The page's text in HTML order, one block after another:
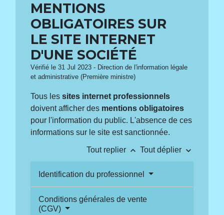
MENTIONS
OBLIGATOIRES SUR
LE SITE INTERNET
D'UNE SOCIÉTÉ
Vérifié le 31 Jul 2023 - Direction de l'information légale
et administrative (Première ministre)
Tous lessites internet professionnels
doivent afficher des mentions obligatoires
pour l'information du public. L'absence de ces
informations sur le site est sanctionnée.
Tout replier keyboard_arrow_up Tout déplier keyboard_arrow_down
Identification du professionnel
Conditions générales de vente
(CGV)